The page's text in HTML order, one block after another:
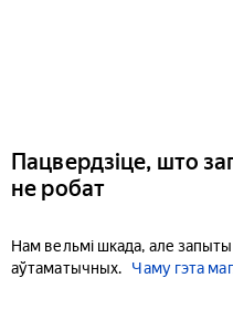
Пацвердзіце, што
не робат
Нам вельмі шкада, але
аўтаматычных.
Чаму гэта